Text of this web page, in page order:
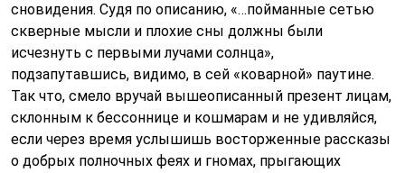
сновидения. Судя по описанию, «…пойманные сетью
скверные мысли и плохие сны должны были
исчезнуть с первыми лучами солнца»,
подзапутавшись, видимо, в сей «коварной» паутине.
Так что, смело вручай вышеописанный презент лицам,
склонным к бессоннице и кошмарам и не удивляйся,
если через время услышишь восторженные рассказы
о добрых полночных феях и гномах, прыгающих